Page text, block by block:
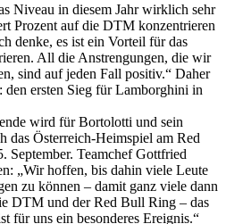
Niveau in diesem Jahr wirklich sehr
Prozent auf die DTM konzentrieren
denke, es ist ein Vorteil für das
All die Anstrengungen, die wir
sind auf jeden Fall positiv.“ Daher
ersten Sieg für Lamborghini in
wird für Bortolotti und sein
das Österreich-Heimspiel am Red
Teamchef Gottfried
„Wir hoffen, bis dahin viele Leute
zu können – damit ganz viele dann
DTM und der Red Bull Ring – das
für uns ein besonderes Ereignis.“